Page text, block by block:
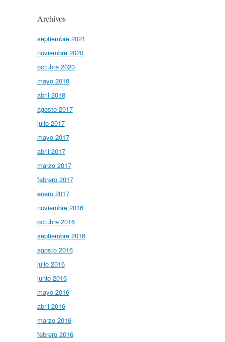
Archivos
septiembre 2021
noviembre 2020
octubre 2020
mayo 2018
abril 2018
agosto 2017
julio 2017
mayo 2017
abril 2017
marzo 2017
febrero 2017
enero 2017
noviembre 2016
octubre 2016
septiembre 2016
agosto 2016
julio 2016
junio 2016
mayo 2016
abril 2016
marzo 2016
febrero 2016